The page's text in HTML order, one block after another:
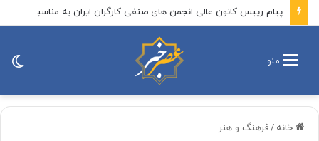
خبر تعطیلی مدرسه ایرانی در کویت به صورت رسمی اعلام نشده است
منو
خانه /فرهنگ و هنر